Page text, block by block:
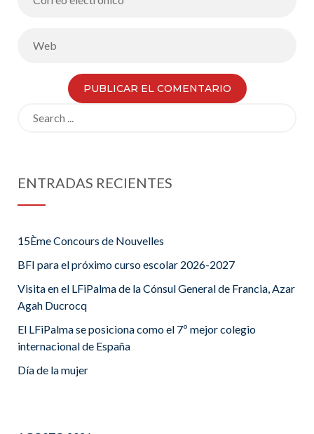
ENTRADAS RECIENTES
15Ème Concours de Nouvelles
BFI para el próximo curso escolar 2026-2027
Visita en el LFiPalma de la Cónsul General de Francia, Azar
Agah Ducrocq
El LFiPalma se posiciona como el 7º mejor colegio
internacional de España
Día de la mujer